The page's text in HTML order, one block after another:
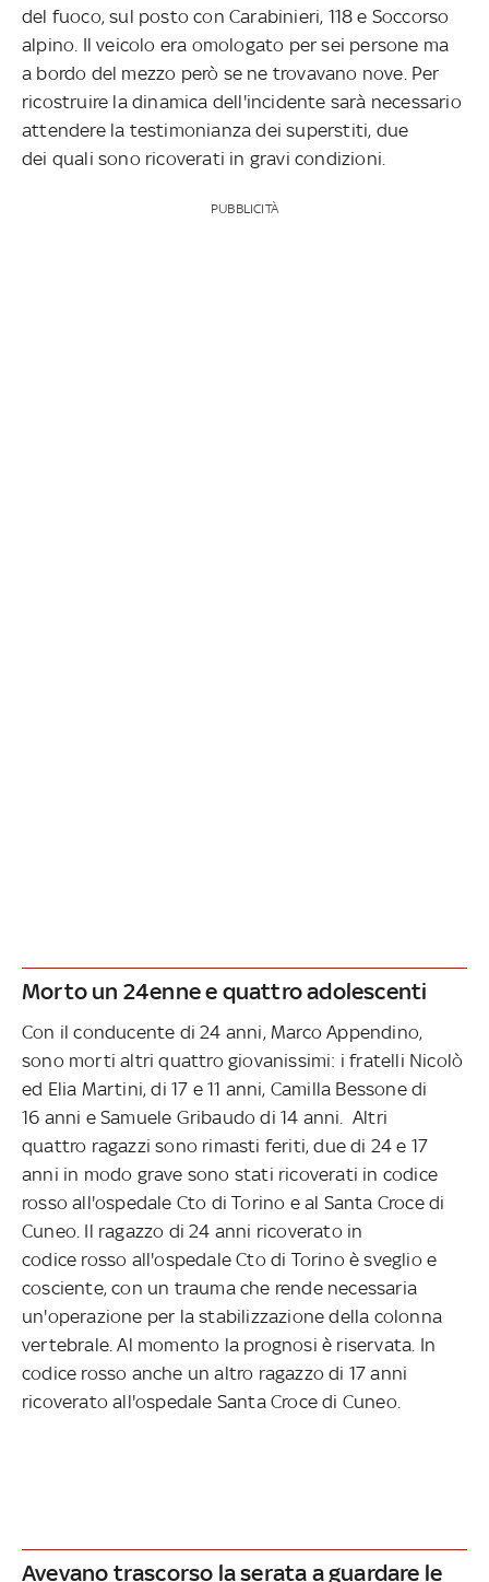
del fuoco, sul posto con Carabinieri, 118 e Soccorso
alpino. Il veicolo era omologato per sei persone ma
a bordo del mezzo però se ne trovavano nove. Per
ricostruire la dinamica dell'incidente sarà necessario
attendere la testimonianza dei superstiti, due
dei quali sono ricoverati in gravi condizioni.
PUBBLICITÀ
Morto un 24enne e quattro adolescenti
Con il conducente di 24 anni, Marco Appendino,
sono morti altri quattro giovanissimi: i fratelli Nicolò
ed Elia Martini, di 17 e 11 anni, Camilla Bessone di
16 anni e Samuele Gribaudo di 14 anni. Altri
quattro ragazzi sono rimasti feriti, due di 24 e 17
anni in modo grave sono stati ricoverati in codice
rosso all'ospedale Cto di Torino e al Santa Croce di
Cuneo. Il ragazzo di 24 anni ricoverato in
codice rosso all'ospedale Cto di Torino è sveglio e
cosciente, con un trauma che rende necessaria
un'operazione per la stabilizzazione della colonna
vertebrale. Al momento la prognosi è riservata. In
codice rosso anche un altro ragazzo di 17 anni
ricoverato all'ospedale Santa Croce di Cuneo.
Avevano trascorso la serata a guardare le